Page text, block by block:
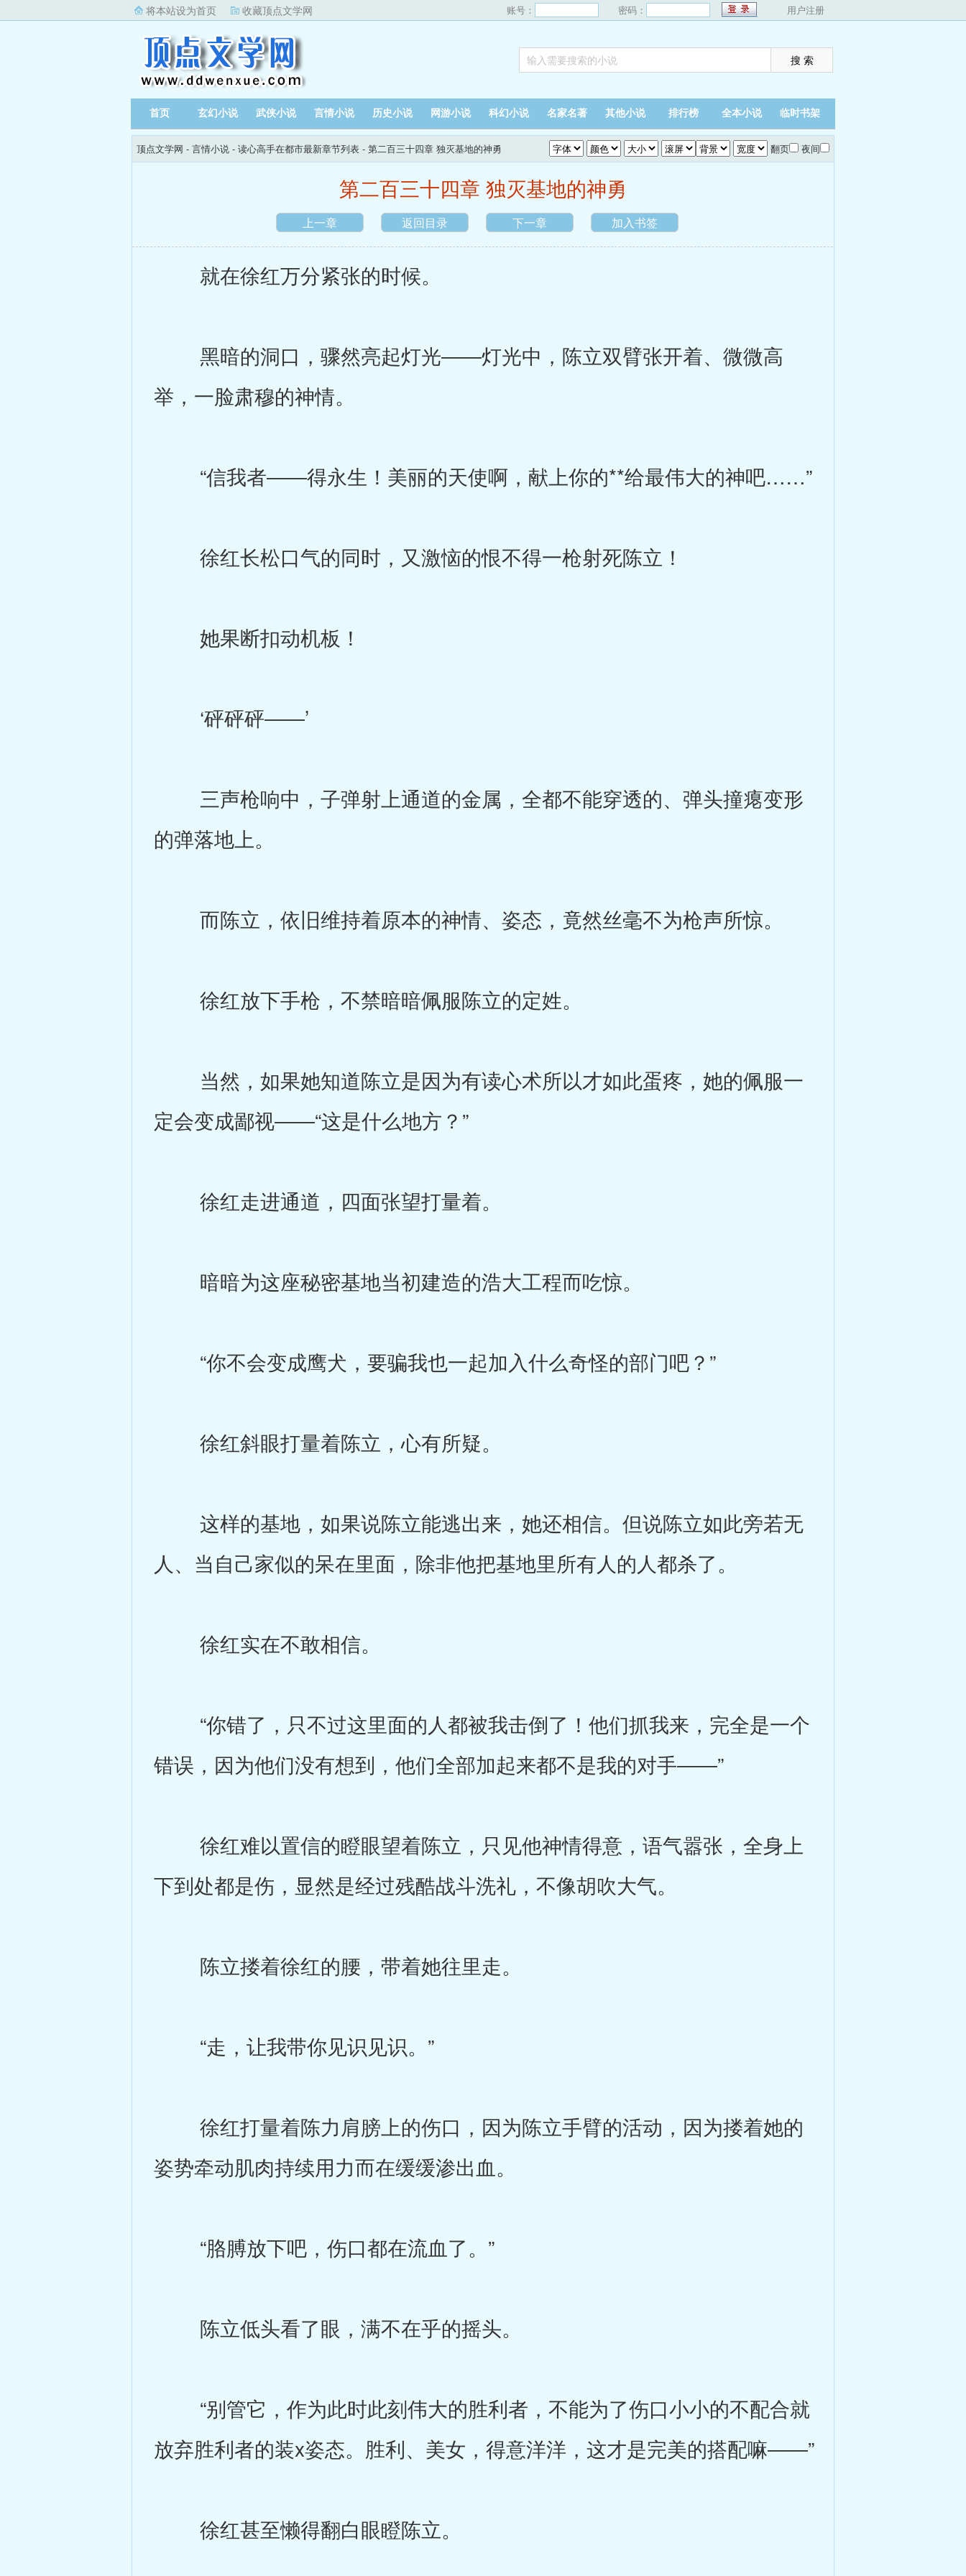
将本站设为首页 收藏顶点文学网 账号： 密码： 用户注册
首页 玄幻小说 武侠小说 言情小说 历史小说 网游小说 科幻小说 名家名著 其他小说 排行榜 全本小说 临时书架
顶点文学网 - 言情小说 - 读心高手在都市最新章节列表 - 第二百三十四章 独灭基地的神勇 翻页 夜间
第二百三十四章 独灭基地的神勇
上一章 返回目录 下一章 加入书签
就在徐红万分紧张的时候。
黑暗的洞口，骤然亮起灯光――灯光中，陈立双臂张开着、微微高
举，一脸肃穆的神情。
“信我者――得永生！美丽的天使啊，献上你的**给最伟大的神吧……”
徐红长松口气的同时，又激恼的恨不得一枪射死陈立！
她果断扣动机板！
‘砰砰砰――’
三声枪响中，子弹射上通道的金属，全都不能穿透的、弹头撞瘪变形
的弹落地上。
而陈立，依旧维持着原本的神情、姿态，竟然丝毫不为枪声所惊。
徐红放下手枪，不禁暗暗佩服陈立的定姓。
当然，如果她知道陈立是因为有读心术所以才如此蛋疼，她的佩服一
定会变成鄙视――“这是什么地方？”
徐红走进通道，四面张望打量着。
暗暗为这座秘密基地当初建造的浩大工程而吃惊。
“你不会变成鹰犬，要骗我也一起加入什么奇怪的部门吧？”
徐红斜眼打量着陈立，心有所疑。
这样的基地，如果说陈立能逃出来，她还相信。但说陈立如此旁若无
人、当自己家似的呆在里面，除非他把基地里所有人的人都杀了。
徐红实在不敢相信。
“你错了，只不过这里面的人都被我击倒了！他们抓我来，完全是一个
错误，因为他们没有想到，他们全部加起来都不是我的对手――”
徐红难以置信的瞪眼望着陈立，只见他神情得意，语气嚣张，全身上
下到处都是伤，显然是经过残酷战斗洗礼，不像胡吹大气。
陈立搂着徐红的腰，带着她往里走。
“走，让我带你见识见识。”
徐红打量着陈力肩膀上的伤口，因为陈立手臂的活动，因为搂着她的
姿势牵动肌肉持续用力而在缓缓渗出血。
“胳膊放下吧，伤口都在流血了。”
陈立低头看了眼，满不在乎的摇头。
“别管它，作为此时此刻伟大的胜利者，不能为了伤口小小的不配合就
放弃胜利者的装x姿态。胜利、美女，得意洋洋，这才是完美的搭配嘛――”
徐红甚至懒得翻白眼瞪陈立。